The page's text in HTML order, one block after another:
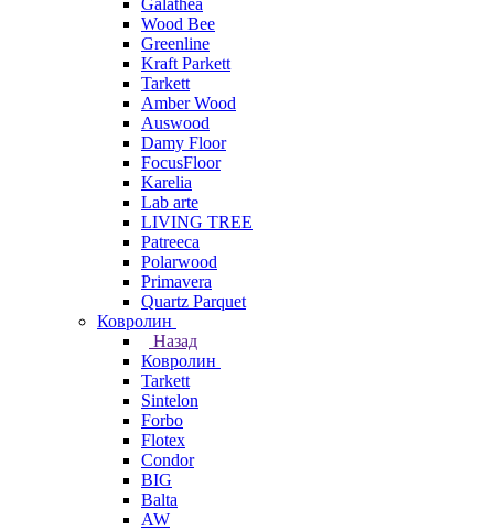
Galathea
Wood Bee
Greenline
Kraft Parkett
Tarkett
Amber Wood
Auswood
Damy Floor
FocusFloor
Karelia
Lab arte
LIVING TREE
Patreeca
Polarwood
Primavera
Quartz Parquet
Ковролин
Назад
Ковролин
Tarkett
Sintelon
Forbo
Flotex
Condor
BIG
Balta
AW